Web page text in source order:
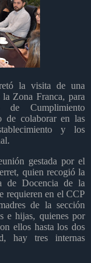
la visita de una
Zona Franca, para
de Cumplimiento
de colaborar en las
y los
gestada por el
quien recogió la
de Docencia de la
requieren en el CCP
de la sección
e hijas, quienes por
ellos hasta los dos
hay tres internas